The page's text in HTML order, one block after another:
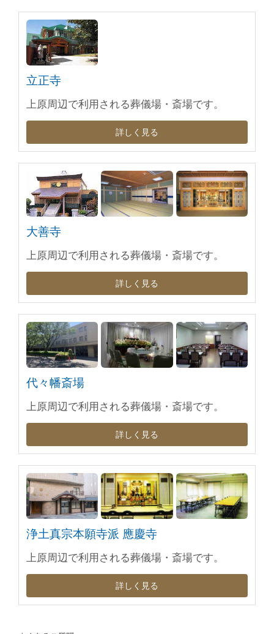
立正寺
上原周辺で利用される葬儀場・斎場です。
詳しく見る
大善寺
上原周辺で利用される葬儀場・斎場です。
詳しく見る
代々幡斎場
上原周辺で利用される葬儀場・斎場です。
詳しく見る
浄土真宗本願寺派 應慶寺
上原周辺で利用される葬儀場・斎場です。
詳しく見る